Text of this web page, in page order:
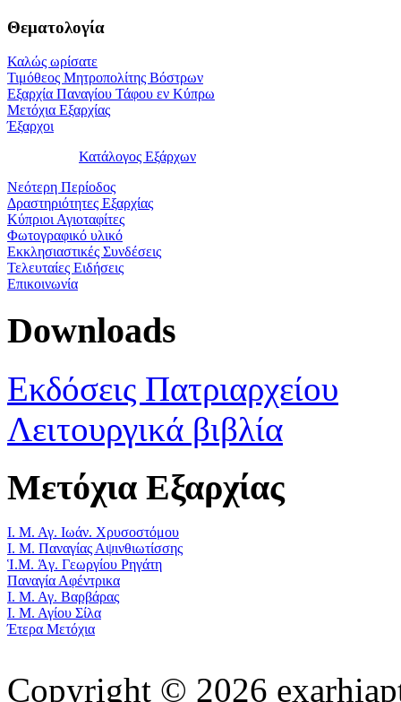
Θεματολογία
Καλώς ωρίσατε
Τιμόθεος Μητροπολίτης Βόστρων
Εξαρχία Παναγίου Τάφου εν Κύπρω
Μετόχια Εξαρχίας
Έξαρχοι
Κατάλογος Εξάρχων
Νεότερη Περίοδος
Δραστηριότητες Εξαρχίας
Κύπριοι Αγιοταφίτες
Φωτογραφικό υλικό
Εκκλησιαστικές Συνδέσεις
Τελευταίες Ειδήσεις
Επικοινωνία
Downloads
Εκδόσεις Πατριαρχείου
Λειτουργικά βιβλία
Μετόχια Εξαρχίας
Ι. Μ. Αγ. Ιωάν. Χρυσοστόμου
Ι. Μ. Παναγίας Αψινθιωτίσσης
Ἱ.Μ. Ἁγ. Γεωργίου Ρηγάτη
Παναγία Αφέντρικα
Ι. Μ. Αγ. Βαρβάρας
Ι. Μ. Αγίου Σίλα
Έτερα Μετόχια
Copyright © 2026